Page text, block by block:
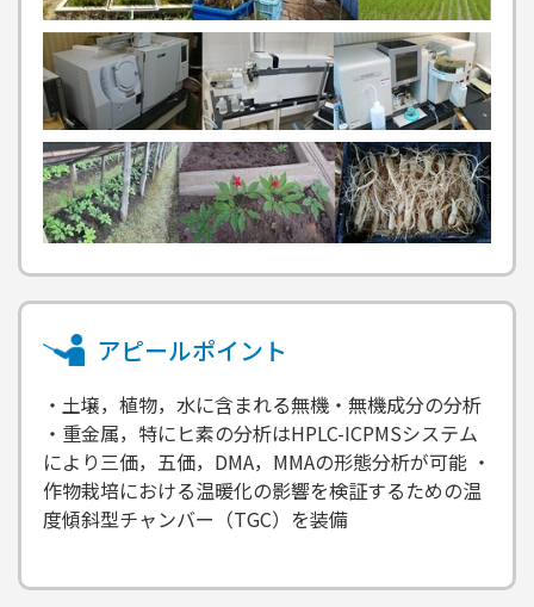
アピールポイント
・土壌，植物，水に含まれる無機・無機成分の分析
・重金属，特にヒ素の分析はHPLC-ICPMSシステム
により三価，五価，DMA，MMAの形態分析が可能 ・
作物栽培における温暖化の影響を検証するための温
度傾斜型チャンバー（TGC）を装備